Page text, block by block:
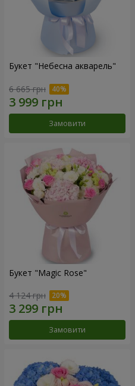
Букет "Небесна акварель"
6 665 грн
Замовити
Букет "Magic Rose"
4 124 грн
Замовити